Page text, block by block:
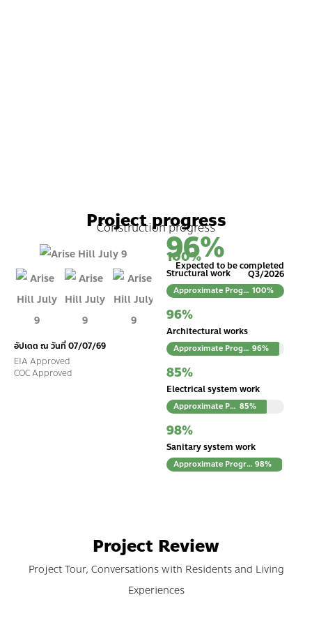
Project progress
Construction progress
อัปเดต ณ วันที่ 07/07/69
EIA Approved
96%
Expected to be completed
Q3/2026
100%
Structural work
Approximate Progress 100%
96%
Architectural works
Approximate Progress 96%
85%
Electrical system work
Approximate Progress 85%
98%
Sanitary system work
Approximate Progress98%
Project Review
Project Tour, Conversations with Residents and Living
Experiences